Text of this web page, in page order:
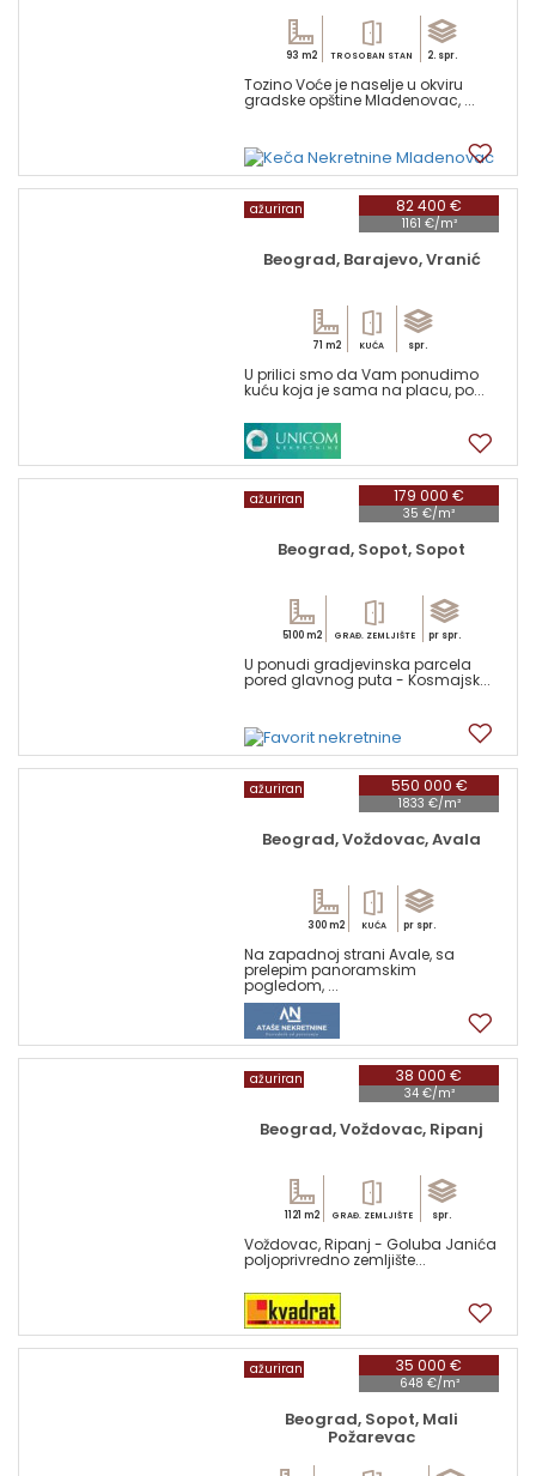
93 m2 TROSOBAN STAN 2. spr.
Tozino Voće je naselje u okviru
gradske opštine Mladenovac, ...
82 400 €
1161 €/m²
ažuriran
Beograd, Barajevo, Vranić
71 m2 KUĆA spr.
U prilici smo da Vam ponudimo
kuću koja je sama na placu, po...
179 000 €
35 €/m²
ažuriran
Beograd, Sopot, Sopot
5100 m2 GRAĐ. ZEMLJIŠTE pr spr.
U ponudi gradjevinska parcela
pored glavnog puta - Kosmajsk...
550 000 €
1833 €/m²
ažuriran
Beograd, Voždovac, Avala
300 m2 KUĆA pr spr.
Na zapadnoj strani Avale, sa
prelepim panoramskim
pogledom, ...
38 000 €
34 €/m²
ažuriran
Beograd, Voždovac, Ripanj
1121 m2 GRAĐ. ZEMLJIŠTE spr.
Voždovac, Ripanj - Goluba Janića
poljoprivredno zemljište...
35 000 €
648 €/m²
ažuriran
Beograd, Sopot, Mali
Požarevac